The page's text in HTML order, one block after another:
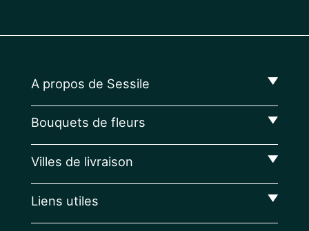
A propos de Sessile
Bouquets de fleurs
Villes de livraison
Liens utiles